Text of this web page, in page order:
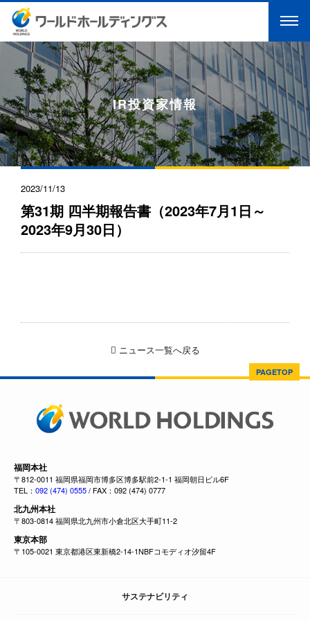
IR投資家情報
2023/11/13
第31期 四半期報告書（2023年7月1日～
2023年9月30日）
ニュース一覧へ戻る
PAGETOP
福岡本社
〒812-0011 福岡県福岡市博多区博多駅前2-1-1 福岡朝日ビル6F
TEL： 092 (474) 0555/ FAX：092 (474) 0777
北九州本社
〒803-0814 福岡県北九州市小倉北区大手町11-2
東京本部
〒105-0021 東京都港区東新橋2-14-1NBFコモディオ汐留4F
サステナビリティ